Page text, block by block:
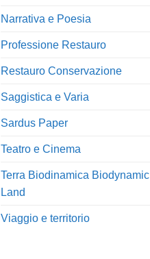
Narrativa e Poesia
Professione Restauro
Restauro Conservazione
Saggistica e Varia
Sardus Paper
Teatro e Cinema
Terra Biodinamica Biodynamic
Land
Viaggio e territorio